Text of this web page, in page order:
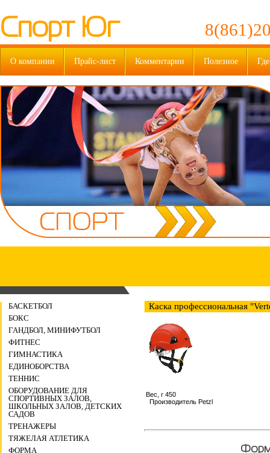
Спорт Юг
О компании Прайс-лист Комментарии Полезное
БАСКЕТБОЛ
БОКС
ГАНДБОЛ, МИНИФУТБОЛ
ФИТНЕС
ГИМНАСТИКА
ЕДИНОБОРСТВА
ТЕННИС
ОБОРУДОВАНИЕ ДЛЯ
СПОРТИВНЫХ ЗАЛОВ,
ШКОЛЬНЫХ ЗАЛОВ, ДЕТСКИХ
САДОВ
ТРЕНАЖЕРЫ
ТЯЖЕЛАЯ АТЛЕТИКА
ФОРМА
Каска профессиональная
Вес, г 450
Производитель Petzl